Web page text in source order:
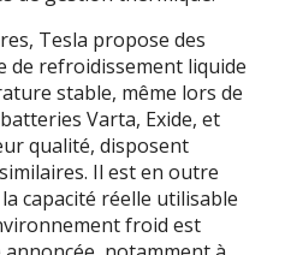
Tesla propose des
de refroidissement liquide
stable, même lors de
Varta, Exide, et
qualité, disposent
Il est en outre
capacité réelle utilisable
froid est